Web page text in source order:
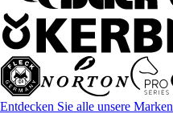
Entdecken Sie alle unsere Marken